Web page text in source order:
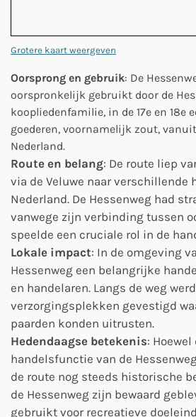
Grotere kaart weergeven
Oorsprong en gebruik: De
oorspronkelijk gebruikt door de
koopliedenfamilie, in de 17e en 18e
goederen, voornamelijk zout,
Nederland.
Route en belang: De route liep
via de Veluwe naar verschillende
Nederland. De Hessenweg had
vanwege zijn verbinding tussen
speelde een cruciale rol in de
Lokale impact: In de omgeving
Hessenweg een belangrijke
en handelaren. Langs de weg
verzorgingsplekken gevestigd
paarden konden uitrusten.
Hedendaagse betekenis:
handelsfunctie van de
de route nog steeds historische
de Hessenweg zijn bewaard
gebruikt voor recreatieve